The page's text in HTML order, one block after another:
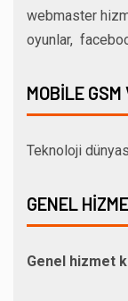
webmaster
oyunlar,
MOBILE
Teknoloji
GENEL
Genel hizmet